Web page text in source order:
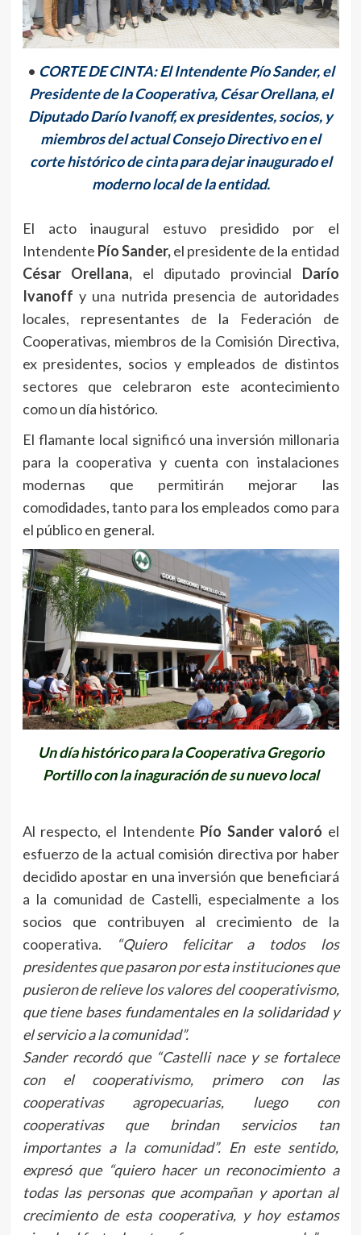
• CORTE DE CINTA: El Intendente Pío Sander, el
Presidente de la Cooperativa, César Orellana, el
Diputado Darío Ivanoff, ex presidentes, socios, y
miembros del actual Consejo Directivo en el
corte histórico de cinta para dejar inaugurado el
moderno local de la entidad.
El acto inaugural estuvo presidido por el
Intendente Pío Sander,el presidente de la entidad
César Orellana, el diputado provincial Darío
Ivanoff y una nutrida presencia de autoridades
locales, representantes de la Federación de
Cooperativas, miembros de la Comisión Directiva,
ex presidentes, socios y empleados de distintos
sectores que celebraron este acontecimiento
como un día histórico.
El flamante local significó una inversión millonaria
para la cooperativa y cuenta con instalaciones
modernas que permitirán mejorar las
comodidades, tanto para los empleados como para
el público en general.
Un día histórico para la Cooperativa Gregorio
Portillo con la inaguración de su nuevo local
Al respecto, el Intendente Pío Sander valoró el
esfuerzo de la actual comisión directiva por haber
decidido apostar en una inversión que beneficiará
a la comunidad de Castelli, especialmente a los
socios que contribuyen al crecimiento de la
cooperativa.
“Quiero felicitar a todos los
presidentes que pasaron por esta instituciones que
pusieron de relieve los valores del cooperativismo,
que tiene bases fundamentales en la solidaridad y
el servicio a la comunidad”.
Sander recordó que “Castelli nace y se fortalece
con el cooperativismo, primero con las
cooperativas agropecuarias, luego con
cooperativas que brindan servicios tan
importantes a la comunidad”. En este sentido,
expresó que “quiero hacer un reconocimiento a
todas las personas que acompañan y aportan al
crecimiento de esta cooperativa, y hoy estamos